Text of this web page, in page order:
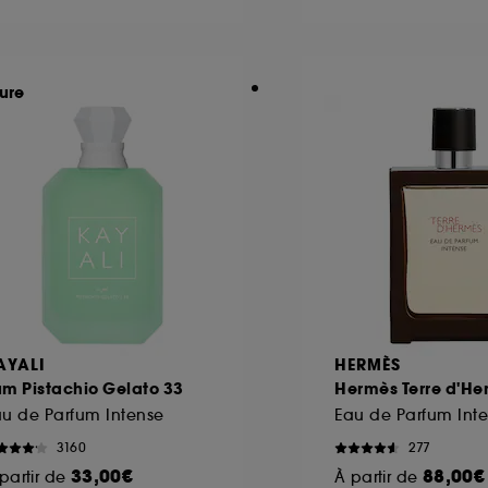
Pistachio Gelato 33
de Parfum Intense
3160
de 33,00€
HERMÈS
Hermès Terre
277
À partir de 88,00€
et la lecture de ces traceurs requiert votre accord.
mes choix" ci-dessous ou décider de "tout
Cookies, pour les finalités acceptées, avec les
refuser tous les cookies, cliques sur "continuer sans
obtenir plus d'information sur les cookies utilisés,